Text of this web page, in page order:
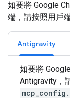
如要將 Google
端，請按照用戶
Antigravity
如要將
Antigravity，